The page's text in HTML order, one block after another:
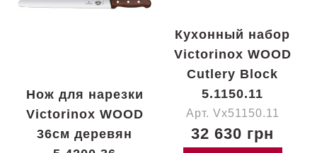
Нож для нарезки
Victorinox WOOD
36см деревян
Кухонный набор
Victorinox WOOD
Cutlery Block
5.1150.11
Арт. Vx51150.11
32 630 грн